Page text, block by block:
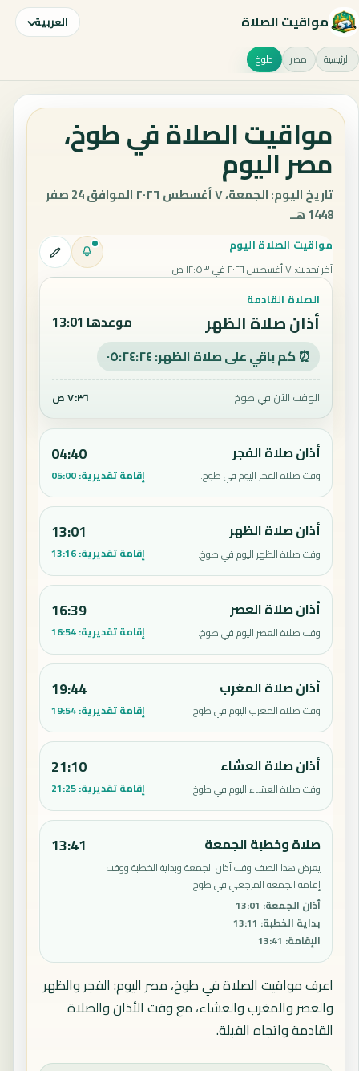
مواقيت الصلاة العربية
الرئيسية مصر طوخ
مواقيت الصلاة في طوخ،
مصر اليوم
تاريخ اليوم: الجمعة، ٧ أغسطس ٢٠٢٦ الموافق 24 صفر
1448 هـ.
مواقيت الصلاة اليوم
آخر تحديث:٧ أغسطس ٢٠٢٦ في ١٢:٥٣ ص
الصلاة القادمة
أذان صلاة الظهر موعدها 13:01
⏰ كم باقي على صلاة الظهر: ٠٥:٢٤:٢٣
الوقت الآن في طوخ ٧:٣٦ ص
أذان صلاة الفجر
وقت صلاة الفجر اليوم في طوخ.
04:40
إقامة تقديرية:05:00
أذان صلاة الظهر
وقت صلاة الظهر اليوم في طوخ.
13:01
إقامة تقديرية:13:16
أذان صلاة العصر
وقت صلاة العصر اليوم في طوخ.
16:39
إقامة تقديرية:16:54
أذان صلاة المغرب
وقت صلاة المغرب اليوم في طوخ.
19:44
إقامة تقديرية:19:54
أذان صلاة العشاء
وقت صلاة العشاء اليوم في طوخ.
21:10
إقامة تقديرية:21:25
صلاة وخطبة الجمعة
يعرض هذا الصف وقت أذان الجمعة وبداية الخطبة ووقت
إقامة الجمعة المرجعي في طوخ.
أذان الجمعة:
13:01
بداية الخطبة:
13:11
الإقامة:
13:41
13:41
اعرف مواقيت الصلاة في طوخ، مصر اليوم: الفجر والظهر
والعصر والمغرب والعشاء، مع وقت الأذان والصلاة
القادمة واتجاه القبلة.